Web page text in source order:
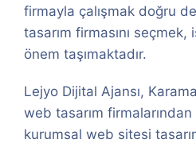
firmayla çalışmak doğru
tasarım firmasını
önem taşımaktadır.
Lejyo Dijital Ajansı,
web tasarım
kurumsal web sitesi